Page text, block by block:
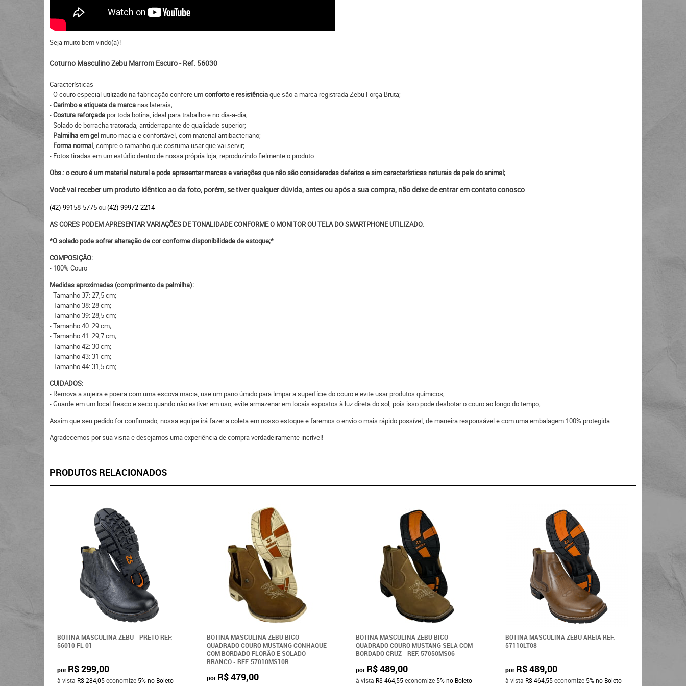
Seja muito bem vindo(a)!
Coturno Masculino Zebu Marrom Escuro - Ref. 56030
Características
- O couro especial utilizado na fabricação confere umconforto e resistênciaque são a marca registrada Zebu Força Bruta;
-Carimbo e etiqueta da marca nas laterais;
-Costura reforçada por toda botina, ideal para trabalho e no dia-a-dia;
- Solado de borracha tratorada, antiderrapante de qualidade superior;
- Palmilha em gelmuito macia e confortável, com material antibacteriano;
- Forma normal, compre o tamanho que costuma usar que vai servir;
- Fotos tiradas em um estúdio dentro de nossa própria loja, reproduzindo fielmente o produto
Obs.: o couro é um material natural e pode apresentar marcas e variações que não são consideradas defeitos e sim características naturais da pele do animal;
Você vai receber um produto idêntico ao da foto, porém, se tiver qualquer dúvida, antes ou após a sua compra, não deixe de entrar em contato conosco
(42) 99158-5775ou(42) 99972-2214
AS CORES PODEM APRESENTAR VARIAÇÕES DE TONALIDADE CONFORME O MONITOR OU TELA DO SMARTPHONE UTILIZADO.
*O solado pode sofrer alteração de cor conforme disponibilidade de estoque;*
COMPOSIÇÃO:
- 100% Couro
Medidas aproximadas (comprimento da palmilha):
- Tamanho 37: 27,5 cm;
- Tamanho 38: 28 cm;
- Tamanho 39: 28,5 cm;
- Tamanho 40: 29 cm;
- Tamanho 41: 29,7 cm;
- Tamanho 42: 30 cm;
- Tamanho 43: 31 cm;
- Tamanho 44: 31,5 cm;
CUIDADOS:
- Remova a sujeira e poeira com uma escova macia, use um pano úmido para limpar a superfície do couro e evite usar produtos químicos;
- Guarde em um local fresco e seco quando não estiver em uso, evite armazenar em locais expostos à luz direta do sol, pois isso pode desbotar o couro ao longo do tempo;
Assim que seu pedido for confirmado, nossa equipe irá fazer a coleta em nosso estoque e faremos o envio o mais rápido possível, de maneira responsável e com uma embalagem 100% protegida.
Agradecemos por sua visita e desejamos uma experiência de compra verdadeiramente incrível!
PRODUTOS RELACIONADOS
BOTINA MASCULINA ZEBU - PRETO REF:
56010 FL 01
por R$ 299,00
à vista R$ 284,05economize 5%no Boleto
BOTINA MASCULINA ZEBU BICO
QUADRADO COURO MUSTANG CONHAQUE
COM BORDADO FLORÃO E SOLADO
BRANCO - REF: 57010MS10B
por R$ 479,00
BOTINA MASCULINA ZEBU BICO
QUADRADO COURO MUSTANG SELA COM
BORDADO CRUZ - REF: 57050MS06
por R$ 489,00
à vista R$ 464,55economize 5%no Boleto
BOTINA MASCULINA ZEBU AREIA REF.
57110LT08
por R$ 489,00
à vista R$ 464,55economize 5% no Boleto